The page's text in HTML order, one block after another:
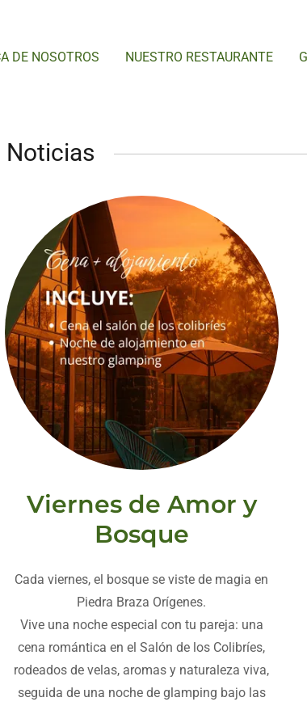
DE NOSOTROS NUESTRO RESTAURANTE
Noticias
Viernes de Amor y
Bosque
Cada viernes, el bosque se viste de magia en
Piedra Braza Orígenes.
Vive una noche especial con tu pareja: una
cena romántica en el Salón de los Colibríes,
rodeados de velas, aromas y naturaleza viva,
seguida de una noche de glamping bajo las